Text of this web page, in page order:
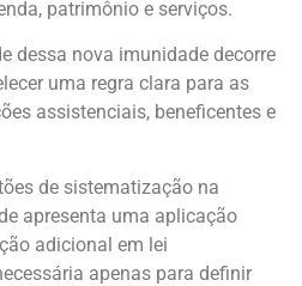
patrimônio e serviços.
dessa nova imunidade decorre
uma regra clara para as
assistenciais, beneficentes e
de sistematização na
apresenta uma aplicação
adicional em lei
apenas para definir